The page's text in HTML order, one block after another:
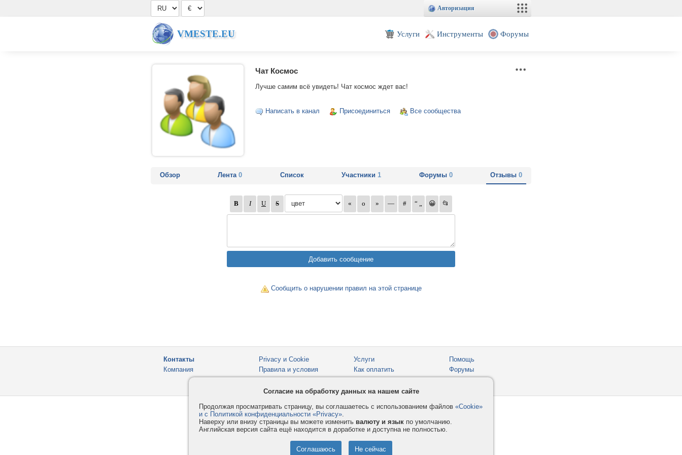
Авторизация
VMESTE.EU Услуги Инструменты Форумы
Чат Космос
Лучше самим всё увидеть! Чат космос ждет вас!
Написать в канал Присоединиться Все сообщества
Обзор Лента0 Список Участники1 Форумы 0 Отзывы 0
Сообщить о нарушении правил на этой странице
Контакты
Компания
Privacy и Cookie
Правила и условия
Услуги
Как оплатить
Помощь
Форумы
Согласие на обработку данных на нашем сайте
Продолжая просматривать страницу, вы соглашаетесь с использованием файлов «Cookie»
и с Политикой конфиденциальности «Privacy».
Наверху или внизу страницы вы можете изменить валюту и язык по умолчанию.
Английская версия сайта ещё находится в доработке и доступна не полностью.